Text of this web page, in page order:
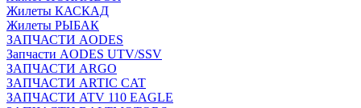
Жилеты КАСКАД
Жилеты РЫБАК
ЗАПЧАСТИ AODES
Запчасти AODES UTV/SSV
ЗАПЧАСТИ ARGO
ЗАПЧАСТИ ARTIC CAT
ЗАПЧАСТИ ATV 110 EAGLE